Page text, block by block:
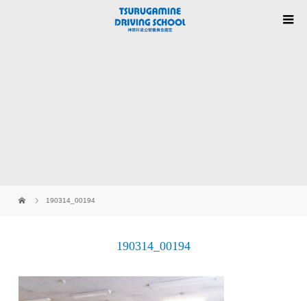
190314_00194
190314_00194